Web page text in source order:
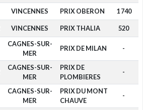
VINCENNES PRIX OBERON 1 740
VINCENNES PRIX THALIA 520
CAGNES-SUR-
MER
PRIX DE MILAN -
CAGNES-SUR-
MER
PRIX DE
PLOMBIERES
-
CAGNES-SUR-
MER
PRIX DU MONT
CHAUVE
-